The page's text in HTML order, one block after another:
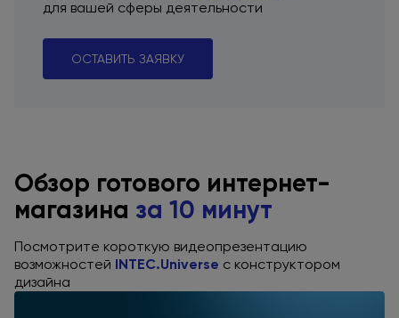
для вашей сферы деятельности
ОСТАВИТЬ ЗАЯВКУ
Обзор готового интернет-
магазина за 10 минут
Посмотрите короткую видеопрезентацию
возможностей INTEC.Universe с конструктором
дизайна